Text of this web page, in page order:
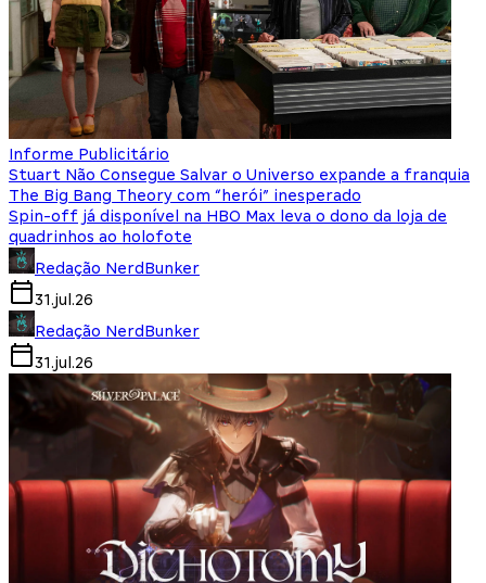
Informe Publicitário
Stuart Não Consegue Salvar o Universo expande a franquia
The Big Bang Theory com “herói” inesperado
Spin-off já disponível na HBO Max leva o dono da loja de
quadrinhos ao holofote
Redação NerdBunker
31.jul.26
Redação NerdBunker
31.jul.26